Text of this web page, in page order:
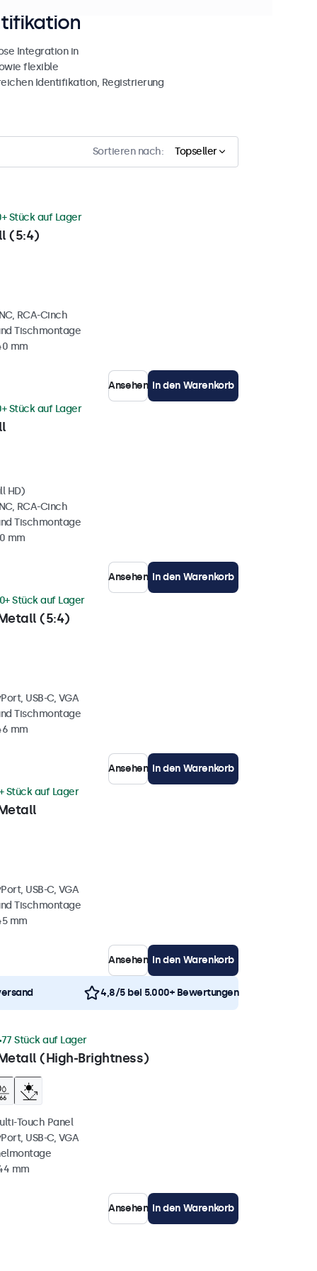
Integration in
flexible
Identifikation, Registrierung
Sortieren nach: Topseller
(5:4)
Stück auf Lager
RCA-Cinch
Tischmontage
mm
Ansehen In den Warenkorb
Stück auf Lager
HD)
RCA-Cinch
Tischmontage
mm
Ansehen In den Warenkorb
(5:4)
Stück auf Lager
USB-C, VGA
Tischmontage
mm
Ansehen In den Warenkorb
Stück auf Lager
USB-C, VGA
Tischmontage
mm
Ansehen In den Warenkorb
4,8/5 bei 5.000+ Bewertungen
(High-Brightness)
77 Stück auf Lager
Touch Panel
USB-C, VGA
mm
Ansehen In den Warenkorb